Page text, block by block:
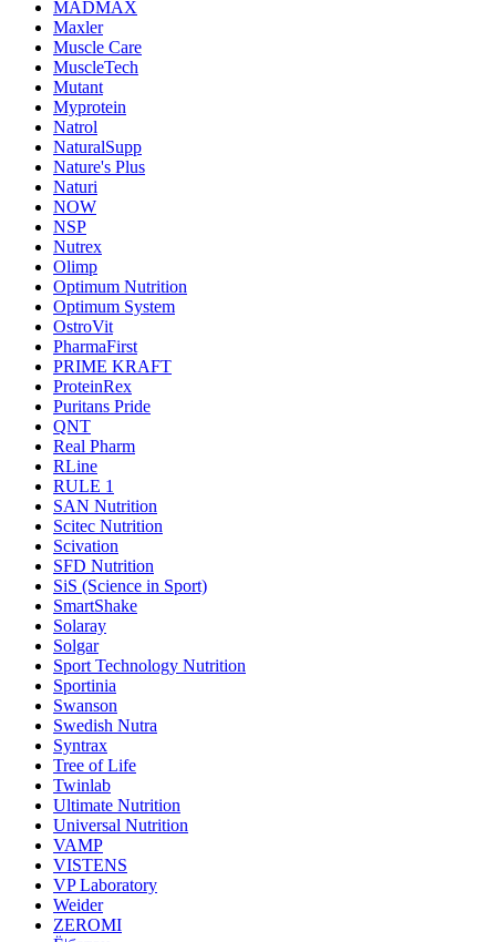
MADMAX
Maxler
Muscle Care
MuscleTech
Mutant
Myprotein
Natrol
NaturalSupp
Nature's Plus
Naturi
NOW
NSP
Nutrex
Olimp
Optimum Nutrition
Optimum System
OstroVit
PharmaFirst
PRIME KRAFT
ProteinRex
Puritans Pride
QNT
Real Pharm
RLine
RULE 1
SAN Nutrition
Scitec Nutrition
Scivation
SFD Nutrition
SiS (Science in Sport)
SmartShake
Solaray
Solgar
Sport Technology Nutrition
Sportinia
Swanson
Swedish Nutra
Syntrax
Tree of Life
Twinlab
Ultimate Nutrition
Universal Nutrition
VAMP
VISTENS
VP Laboratory
Weider
ZEROMI